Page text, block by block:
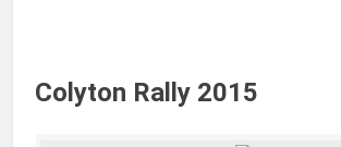
Colyton Rally 2015